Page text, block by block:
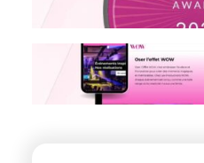
Nouveau site